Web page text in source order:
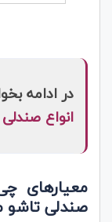
در ادامه
انواع
معیارهای
صندلی تاشو